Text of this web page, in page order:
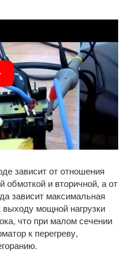
зависит от отношения
обмоткой и вторичной, а от
зависит максимальная
мощной нагрузки
что при малом сечении
к перегреву,